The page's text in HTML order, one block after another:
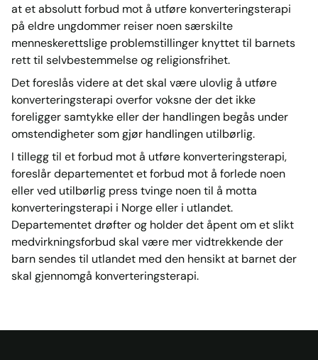
at et absolutt forbud mot å utføre konverteringsterapi
på eldre ungdommer reiser noen særskilte
menneskerettslige problemstillinger knyttet til barnets
rett til selvbestemmelse og religionsfrihet.
Det foreslås videre at det skal være ulovlig å utføre
konverteringsterapi overfor voksne der det ikke
foreligger samtykke eller der handlingen begås under
omstendigheter som gjør handlingen utilbørlig.
I tillegg til et forbud mot å utføre konverteringsterapi,
foreslår departementet et forbud mot å forlede noen
eller ved utilbørlig press tvinge noen til å motta
konverteringsterapi i Norge eller i utlandet.
Departementet drøfter og holder det åpent om et slikt
medvirkningsforbud skal være mer vidtrekkende der
barn sendes til utlandet med den hensikt at barnet der
skal gjennomgå konverteringsterapi.